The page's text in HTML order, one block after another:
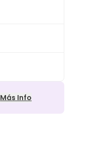
Más Info